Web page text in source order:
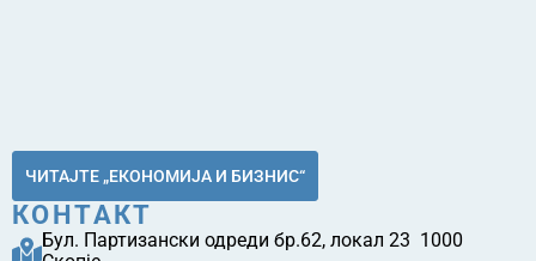
ЧИТАЈТЕ „ЕКОНОМИЈА И БИЗНИС“
КОНТАКТ
Бул. Партизански одреди бр.62, локал 23 1000